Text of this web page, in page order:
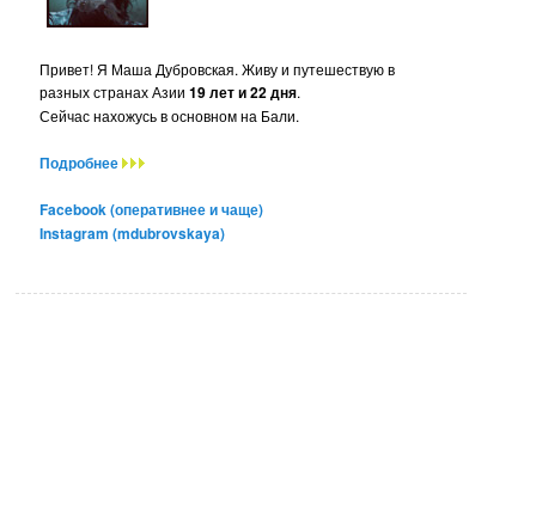
Привет! Я Маша Дубровская. Живу и путешествую в
разных странах Азии19 лет и 22 дня.
Сейчас нахожусь в основном на Бали.
Подробнее
Facebook (оперативнее и чаще)
Instagram (mdubrovskaya)